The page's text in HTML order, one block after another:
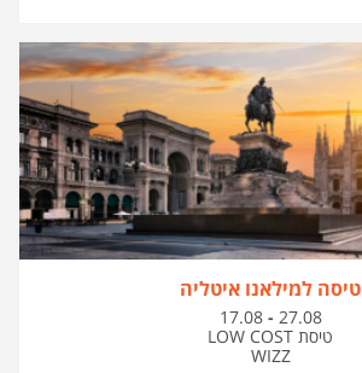
טיסה למילאנו איטליה
בין
התאריכים,
17.08 - 27.08
טיסת LOW COST
WIZZ